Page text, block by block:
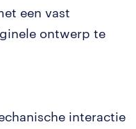
een vast
ontwerp te
interactie